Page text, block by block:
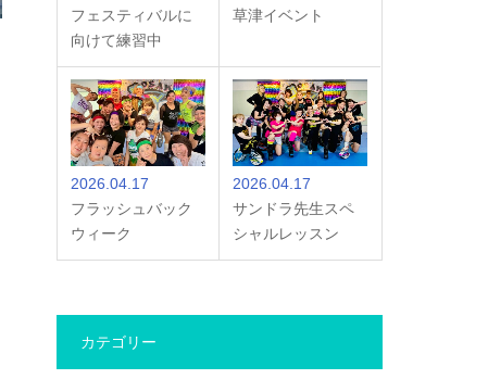
フェスティバルに
向けて練習中
草津イベント
2026.04.17
フラッシュバック
ウィーク
2026.04.17
サンドラ先生スペ
シャルレッスン
カテゴリー